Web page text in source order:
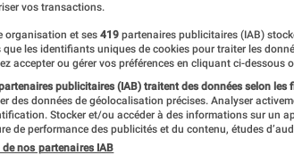
vos transactions.
organisation et ses 419 partenaires publicitaires (IAB)
que les identifiants uniques de cookies pour traiter les
accepter ou gérer vos préférences en cliquant ci-dessous
publicitaires (IAB) traitent des données selon les
des données de géolocalisation précises. Analyser
Stocker et/ou accéder à des informations sur un
de performance des publicités et du contenu, études
de nos partenaires IAB